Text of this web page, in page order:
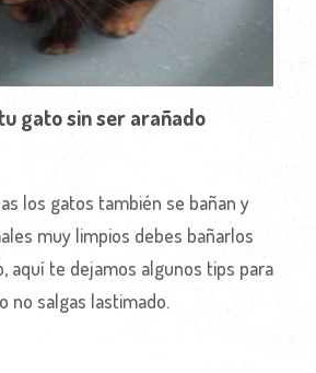
gato sin ser arañado
los gatos también se bañan y
muy limpios debes bañarlos
aquí te dejamos algunos tips para
no salgas lastimado.